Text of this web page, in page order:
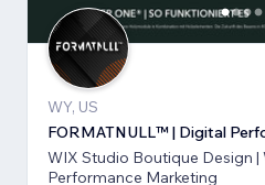
WY, US
FORMATNULL™ | Digital
WIX Studio Boutique Design
Performance Marketing